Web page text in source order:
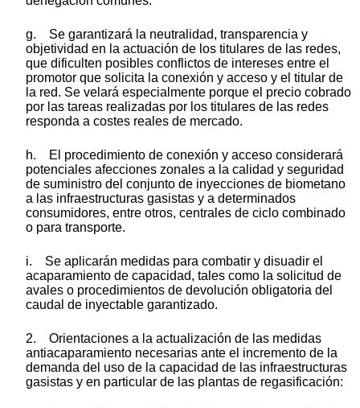
g. Se garantizará la neutralidad, transparencia y
objetividad en la actuación de los titulares de las redes,
que dificulten posibles conflictos de intereses entre el
promotor que solicita la conexión y acceso y el titular de
la red. Se velará especialmente porque el precio cobrado
por las tareas realizadas por los titulares de las redes
responda a costes reales de mercado.
h. El procedimiento de conexión y acceso considerará
potenciales afecciones zonales a la calidad y seguridad
de suministro del conjunto de inyecciones de biometano
a las infraestructuras gasistas y a determinados
consumidores, entre otros, centrales de ciclo combinado
o para transporte.
i. Se aplicarán medidas para combatir y disuadir el
acaparamiento de capacidad, tales como la solicitud de
avales o procedimientos de devolución obligatoria del
caudal de inyectable garantizado.
2. Orientaciones a la actualización de las medidas
antiacaparamiento necesarias ante el incremento de la
demanda del uso de la capacidad de las infraestructuras
gasistas y en particular de las plantas de regasificación: